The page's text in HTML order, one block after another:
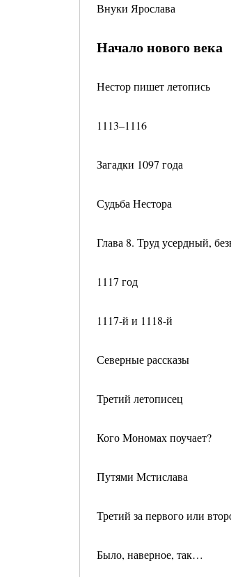
Внуки Ярослава
Начало нового века
Нестор пишет летопись
1113–1116
Загадки 1097 года
Судьба Нестора
Глава 8. Труд усердный,
1117 год
1117-й и 1118-й
Северные рассказы
Третий летописец
Кого Мономах поучает?
Путями Мстислава
Третий за первого или
Было, наверное, так…